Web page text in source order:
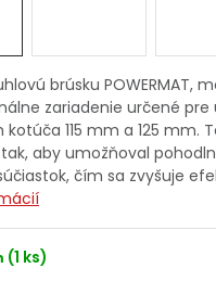
Hodnotenie
a platba Váš
brúsku POWERMAT,
zariadenie určené pre
115 mm a 125 mm.
aby umožňoval
čím sa zvyšuje
(1 ks)